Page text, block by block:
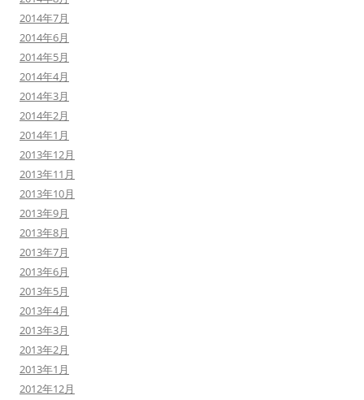
2014年7月
2014年6月
2014年5月
2014年4月
2014年3月
2014年2月
2014年1月
2013年12月
2013年11月
2013年10月
2013年9月
2013年8月
2013年7月
2013年6月
2013年5月
2013年4月
2013年3月
2013年2月
2013年1月
2012年12月